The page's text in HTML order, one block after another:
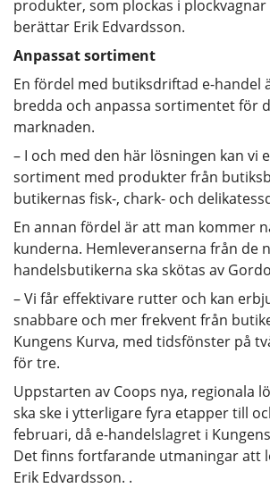
produkter, som plockas i
berättar Erik Edvardsson.
Anpassat sortiment
En fördel med butiksdriftad e-handel
bredda och anpassa sortimentet för
marknaden.
– I och med den här lösningen kan vi
sortiment med produkter från
butikernas fisk-, chark- och
En annan fördel är att man kommer
kunderna. Hemleveranserna från de
handelsbutikerna ska skötas av
– Vi får effektivare rutter och kan
snabbare och mer frekvent från
Kungens Kurva, med tidsfönster på
för tre.
Uppstarten av Coops nya, regionala
ska ske i ytterligare fyra etapper till
februari, då e-handelslagret i
Det finns fortfarande utmaningar att
Erik Edvardsson. .